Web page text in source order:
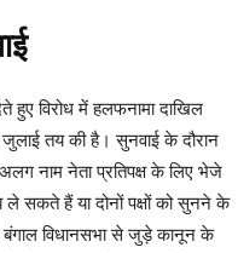
हुए विरोध में हलफनामा दाखिल
तय की है। सुनवाई के दौरान
नाम नेता प्रतिपक्ष के लिए भेजे
ले सकते हैं या दोनों पक्षों को सुनने के
बंगाल विधानसभा से जुड़े कानून के